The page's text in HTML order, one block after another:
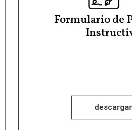
Formulario de
descargar